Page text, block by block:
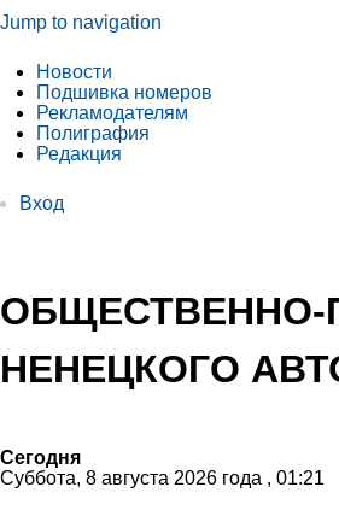
Jump to navigation
Новости
Подшивка номеров
Рекламодателям
Полиграфия
Редакция
Вход
ОБЩЕСТВЕННО-
НЕНЕЦКОГО
Сегодня
Суббота, 8 августа 2026 года , 01:21